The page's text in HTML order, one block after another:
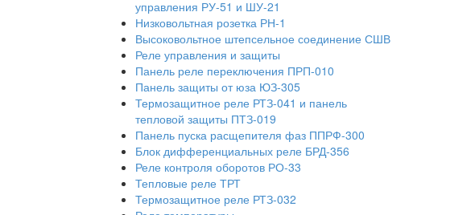
управления РУ-51 и ШУ-21
Низковольтная розетка РН-1
Высоковольтное штепсельное соединение СШВ
Реле управления и защиты
Панель реле переключения ПРП-010
Панель защиты от юза ЮЗ-305
Термозащитное реле РТЗ-041 и панель
тепловой защиты ПТЗ-019
Панель пуска расщепителя фаз ППРФ-300
Блок дифференциальных реле БРД-356
Реле контроля оборотов РО-33
Тепловые реле ТРТ
Термозащитное реле РТЗ-032